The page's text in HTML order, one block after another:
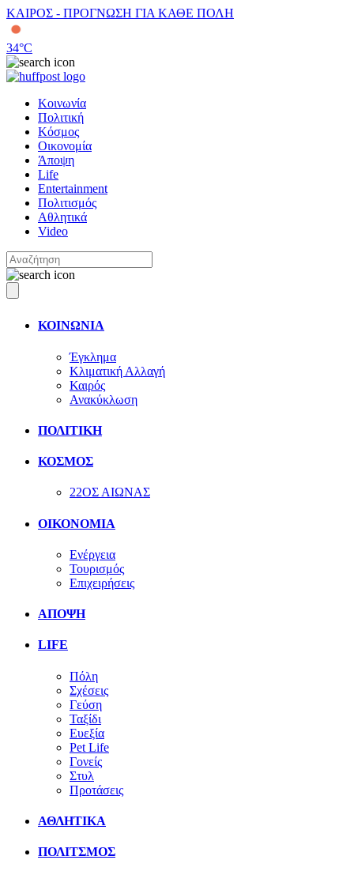
ΚΑΙΡΟΣ - ΠΡΟΓΝΩΣΗ ΓΙΑ ΚΑΘΕ ΠΟΛΗ
34°C
Κοινωνία
Πολιτική
Κόσμος
Οικονομία
Άποψη
Life
Entertainment
Πολιτισμός
Αθλητικά
Video
ΚΟΙΝΩΝΙΑ
Έγκλημα
Κλιματική Αλλαγή
Καιρός
Ανακύκλωση
ΠΟΛΙΤΙΚΗ
ΚΟΣΜΟΣ
22ΟΣ ΑΙΩΝΑΣ
ΟΙΚΟΝΟΜΙΑ
Ενέργεια
Τουρισμός
Επιχειρήσεις
ΑΠΟΨΗ
LIFE
Πόλη
Σχέσεις
Γεύση
Ταξίδι
Ευεξία
Pet Life
Γονείς
Στυλ
Προτάσεις
ΑΘΛΗΤΙΚΑ
ΠΟΛΙΤΣΜΟΣ